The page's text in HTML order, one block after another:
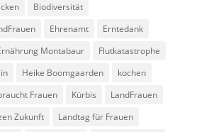
Biodiversität
Ehrenamt
Erntedank
Montabaur
Flutkatastrophe
Heike Boomgaarden
kochen
Frauen
Kürbis
LandFrauen
Zukunft
Landtag für Frauen